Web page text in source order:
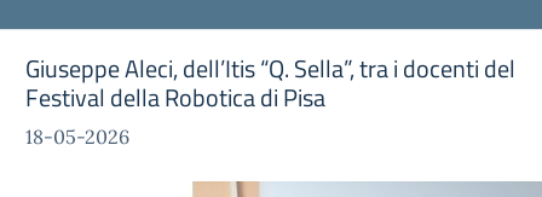
Giuseppe Aleci, dell’Itis “Q. Sella”, tra i docenti del
Festival della Robotica di Pisa
18-05-2026